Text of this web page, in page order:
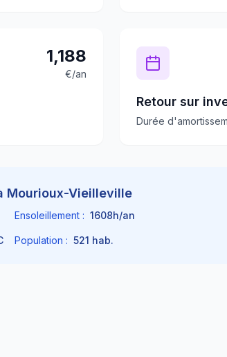
1,188
€/an
Retour sur
Durée
Mourioux-Vieilleville
Ensoleillement : 1608h/an
Population : 521 hab.